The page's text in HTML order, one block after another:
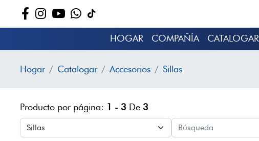
HOGAR COMPAÑÍA CATALOGAR
Hogar Catalogar Accesorios Sillas
Producto por página: 1 - 3 De 3